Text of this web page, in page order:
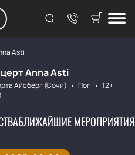
Asti
Anna Asti
Айсберг (Сочи) Поп
12+
БЛИЖАЙШИЕ МЕРОПРИЯТИЯ